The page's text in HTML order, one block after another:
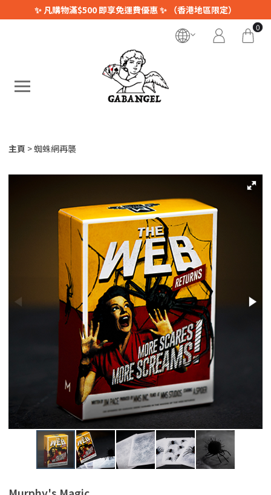
✨ 凡購物滿$500 即享免運費優惠 ✨ （香港地區限定）
0
主頁 蜘蛛網再襲